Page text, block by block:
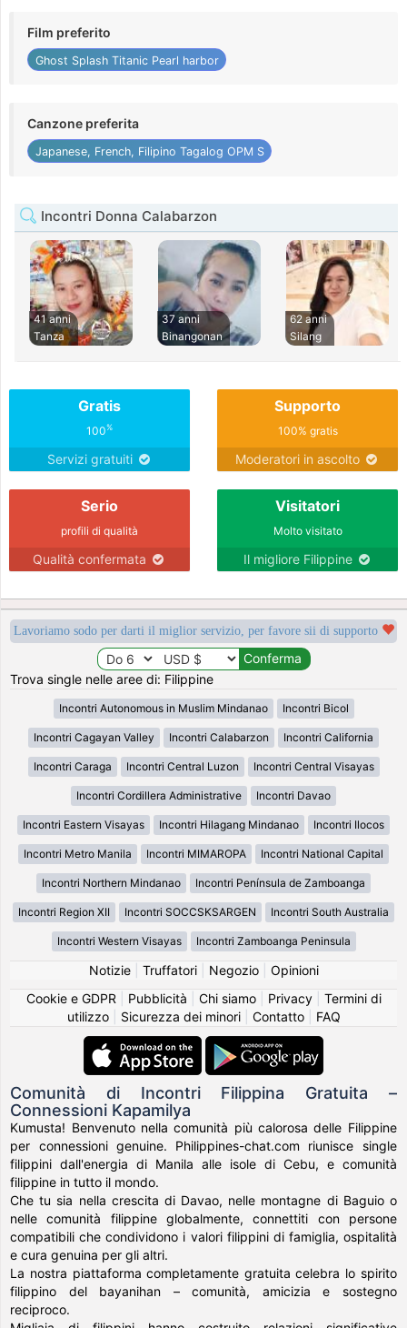
Film preferito
Ghost Splash Titanic Pearl harbor
Canzone preferita
Japanese, French, Filipino Tagalog OPM S
Incontri Donna Calabarzon
41 anni
Tanza
37 anni
Binangonan
62 anni
Silang
Gratis
100%
Servizi gratuiti
Supporto
100% gratis
Moderatori in ascolto
Serio
profili di qualità
Qualità confermata
Visitatori
Molto visitato
Il migliore Filippine
Lavoriamo sodo per darti il miglior servizio, per favore sii di supporto
Trova single nelle aree di: Filippine
Incontri Autonomous in Muslim Mindanao Incontri Bicol
Incontri Cagayan Valley Incontri Calabarzon Incontri California
Incontri Caraga Incontri Central Luzon Incontri Central Visayas
Incontri Cordillera Administrative Incontri Davao
Incontri Eastern Visayas Incontri Hilagang Mindanao Incontri Ilocos
Incontri Metro Manila Incontri MIMAROPA Incontri National Capital
Incontri Northern Mindanao Incontri Península de Zamboanga
Incontri Region XII Incontri SOCCSKSARGEN Incontri South Australia
Incontri Western Visayas Incontri Zamboanga Peninsula
Notizie| Truffatori| Negozio| Opinioni
Cookie e GDPR
Pubblicità Chi siamo| Privacy| Termini di
utilizzo| Sicurezza dei minori| Contatto| FAQ
Comunità di Incontri Filippina Gratuita –
Connessioni Kapamilya
Kumusta! Benvenuto nella comunità più calorosa delle Filippine
per connessioni genuine. Philippines-chat.com riunisce single
filippini dall'energia di Manila alle isole di Cebu, e comunità
filippine in tutto il mondo.
Che tu sia nella crescita di Davao, nelle montagne di Baguio o
nelle comunità filippine globalmente, connettiti con persone
compatibili che condividono i valori filippini di famiglia, ospitalità
e cura genuina per gli altri.
La nostra piattaforma completamente gratuita celebra lo spirito
filippino del bayanihan – comunità, amicizia e sostegno
reciproco.